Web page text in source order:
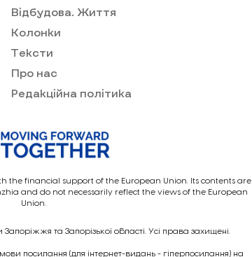
Відбудова. Життя
Колонки
Тексти
Про нас
Редакційна політика
the financial support of the European Union. Its contents are
and do not necessarily reflect the views of the European
Union.
та Запорізької області. Усі права захищені.
посилання (для інтернет-видань - гіперпосилання) на